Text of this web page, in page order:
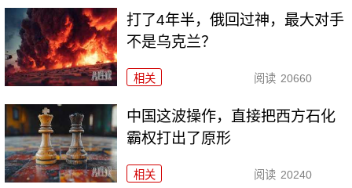
打了4年半，俄回过神，最大对手
不是乌克兰？
相关 阅读 20660
中国这波操作，直接把西方石化
霸权打出了原形
相关 阅读 20240